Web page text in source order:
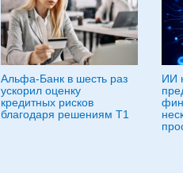
Альфа-Банк в шесть раз
ускорил оценку
кредитных рисков
благодаря решениям Т1
ИИ